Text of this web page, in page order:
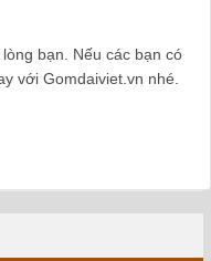
bạn. Nếu các bạn có
với Gomdaiviet.vn nhé.